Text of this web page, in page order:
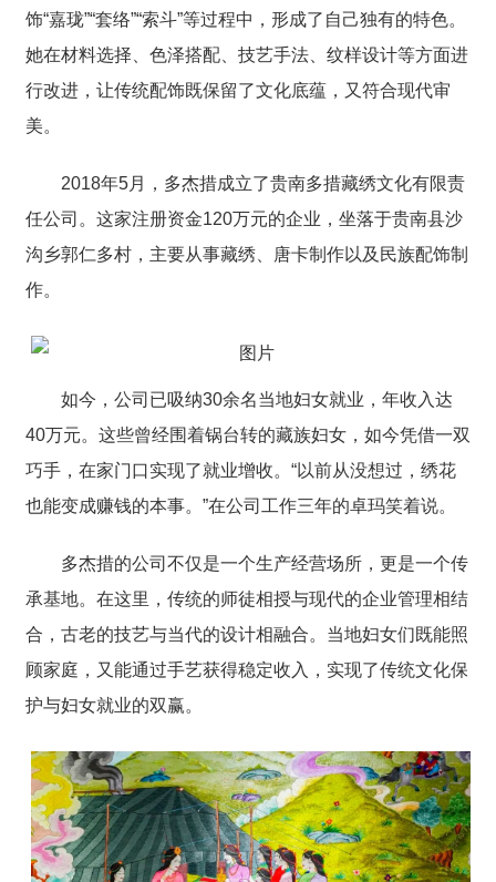
饰“嘉珑”“套络”“索斗”等过程中，形成了自己独有的特色。
她在材料选择、色泽搭配、技艺手法、纹样设计等方面进
行改进，让传统配饰既保留了文化底蕴，又符合现代审
美。
2018年5月，多杰措成立了贵南多措藏绣文化有限责
任公司。这家注册资金120万元的企业，坐落于贵南县沙
沟乡郭仁多村，主要从事藏绣、唐卡制作以及民族配饰制
作。
如今，公司已吸纳30余名当地妇女就业，年收入达
40万元。这些曾经围着锅台转的藏族妇女，如今凭借一双
巧手，在家门口实现了就业增收。“以前从没想过，绣花
也能变成赚钱的本事。”在公司工作三年的卓玛笑着说。
多杰措的公司不仅是一个生产经营场所，更是一个传
承基地。在这里，传统的师徒相授与现代的企业管理相结
合，古老的技艺与当代的设计相融合。当地妇女们既能照
顾家庭，又能通过手艺获得稳定收入，实现了传统文化保
护与妇女就业的双赢。